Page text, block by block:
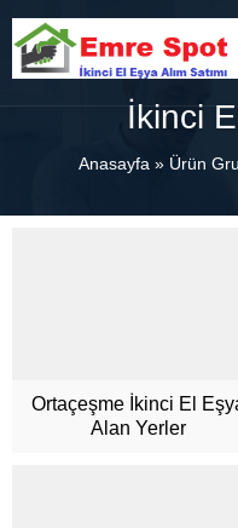
İkinci
Anasayfa » Ürün
Ortaçeşme İkinci El
Alan Yerler